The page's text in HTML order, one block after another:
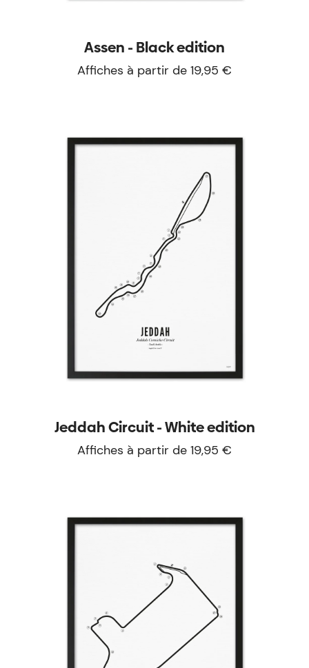
Assen - Black edition
Affiches à partir de 19,95 €
Jeddah Circuit - White edition
Affiches à partir de 19,95 €